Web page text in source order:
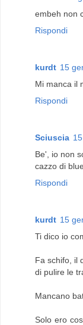
embeh non
Rispondi
kurdt 15
Mi manca il
Rispondi
Sciuscia
Be', io non
cazzo di
Rispondi
kurdt 15
Ti dico io
Fa schifo, il
di pulire le
Mancano
Solo ero